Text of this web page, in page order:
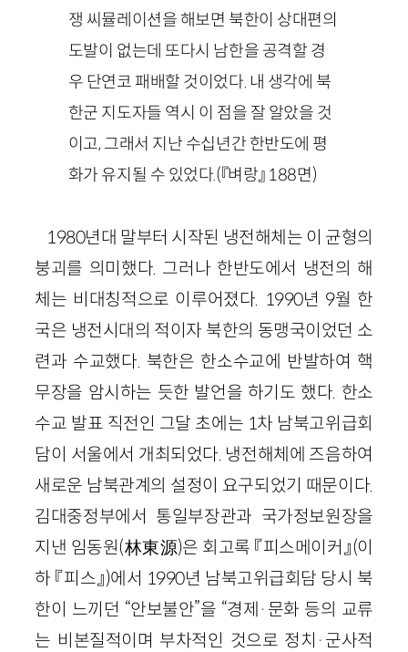
쟁 씨뮬레이션을 해보면 북한이 상대편의
도발이 없는데 또다시 남한을 공격할 경
우 단연코 패배할 것이었다. 내 생각에 북
한군 지도자들 역시 이 점을 잘 알았을 것
이고, 그래서 지난 수십년간 한반도에 평
화가 유지될 수 있었다.(『벼랑』 188면)
1980년대 말부터 시작된 냉전해체는 이 균형의
붕괴를 의미했다. 그러나 한반도에서 냉전의 해
체는 비대칭적으로 이루어졌다. 1990년 9월 한
국은 냉전시대의 적이자 북한의 동맹국이었던 소
련과 수교했다. 북한은 한소수교에 반발하여 핵
무장을 암시하는 듯한 발언을 하기도 했다. 한소
수교 발표 직전인 그달 초에는 1차 남북고위급회
담이 서울에서 개최되었다. 냉전해체에 즈음하여
새로운 남북관계의 설정이 요구되었기 때문이다.
김대중정부에서 통일부장관과 국가정보원장을
지낸 임동원(林東源)은 회고록 『피스메이커』(이
하 『피스』)에서 1990년 남북고위급회담 당시 북
한이 느끼던 “안보불안”을 “경제 · 문화 등의 교류
는 비본질적이며 부차적인 것으로 정치 · 군사적